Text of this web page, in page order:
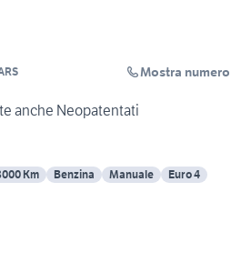
Mostra numero
anche Neopatentati
Km Benzina Manuale Euro 4